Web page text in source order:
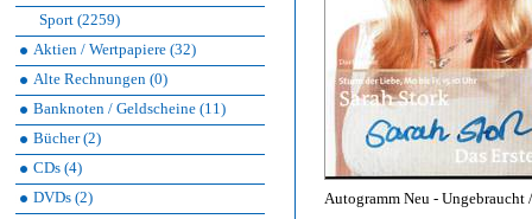
Sport (2259)
Aktien / Wertpapiere (32)
Alte Rechnungen (0)
Banknoten / Geldscheine (11)
Bücher (2)
CDs (4)
DVDs (2)
Autogramm Neu -